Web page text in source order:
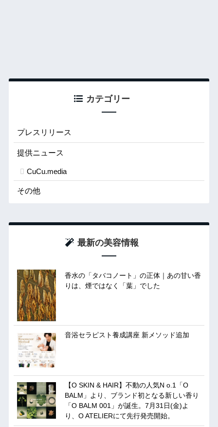
カテゴリー
プレスリリース
提供ニュース
CuCu.media
その他
最新の美容情報
香水の「タバコノート」の正体｜あの甘い香
りは、煙ではなく「葉」でした
音浴セラピスト養成講座 新メソッド追加
【O SKIN & HAIR】不動の人気N o.1「O
BALM」より、ブランド初となる新しい香り
「O BALM 001」が誕生。7月31日(金)よ
り、O ATELIERにて先行発売開始。